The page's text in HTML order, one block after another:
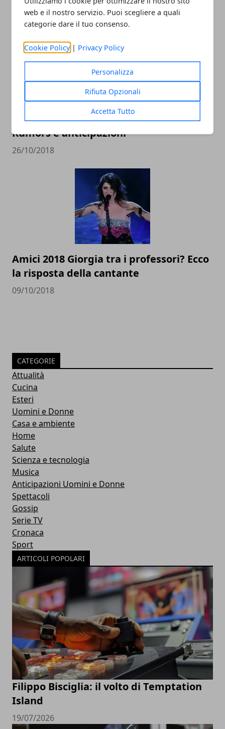
web e il nostro servizio. Puoi scegliere a quali
categorie dare il tuo consenso.
Cookie Policy | Privacy Policy
Personalizza
Rifiuta Opzionali
Accetta Tutto
10/02/2020
La pupa e il secchione di nuovo in TV?
Rumors e anticipazioni
26/10/2018
Amici 2018 Giorgia tra i professori? Ecco
la risposta della cantante
09/10/2018
CATEGORIE
Attualità
Cucina
Esteri
Uomini e Donne
Casa e ambiente
Home
Salute
Scienza e tecnologia
Musica
Anticipazioni Uomini e Donne
Spettacoli
Gossip
Serie TV
Cronaca
Sport
ARTICOLI POPOLARI
Filippo Bisciglia: il volto di Temptation
Island
19/07/2026